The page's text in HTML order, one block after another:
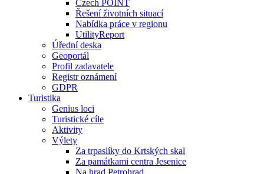
Czech POINT
Řešení životních situací
Nabídka práce v regionu
UtilityReport
Úřední deska
Geoportál
Profil zadavatele
Registr oznámení
GDPR
Turistika
Genius loci
Turistické cíle
Aktivity
Výlety
Za trpaslíky do Krtských skal
Za památkami centra Jesenice
Na hrad Petrohrad